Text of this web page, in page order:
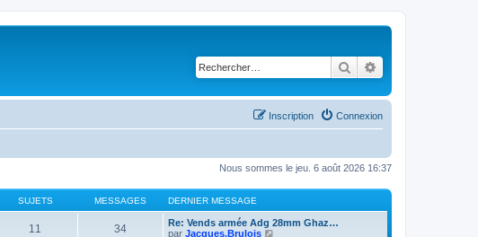
Rechercher
Connexion
Inscription
Nous sommes le jeu. 6 août 2026 16:37
SUJETS MESSAGES DERNIER MESSAGE
11 34
Re: Vends armée Adg 28mm Ghaz…
par Jacques.Brulois